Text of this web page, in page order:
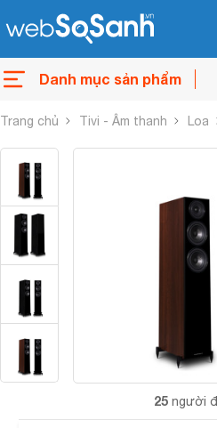
Danh mục sản phẩm
Trang chủ Tivi - Âm thanh Loa
25 người